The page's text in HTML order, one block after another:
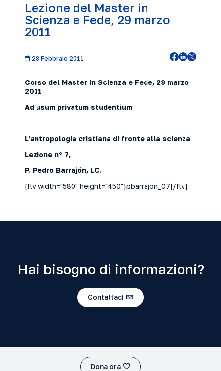
Lezione del Master in
Scienza e Fede, 29 marzo
2011
28 Febbraio 2011
Corso del Master in Scienza e Fede, 29 marzo
2011
Ad usum privatum studentium
L'antropologia cristiana di fronte alla scienza
Lezione nº 7,
P. Pedro Barrajón, LC.
{flv width="580" height="450"}pbarrajon_07{/flv}
Hai bisogno di informazioni?
Contattaci
Dona ora